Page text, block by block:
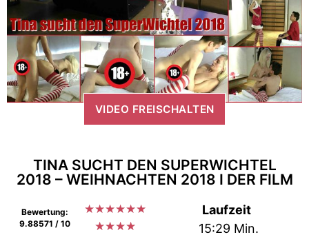
VIDEO FREISCHALTEN
TINA SUCHT DEN SUPERWICHTEL
2018 – WEIHNACHTEN 2018 I DER FILM
Bewertung:
9.88571 / 10
★★★★★★
★★★★
Laufzeit
15:29 Min.